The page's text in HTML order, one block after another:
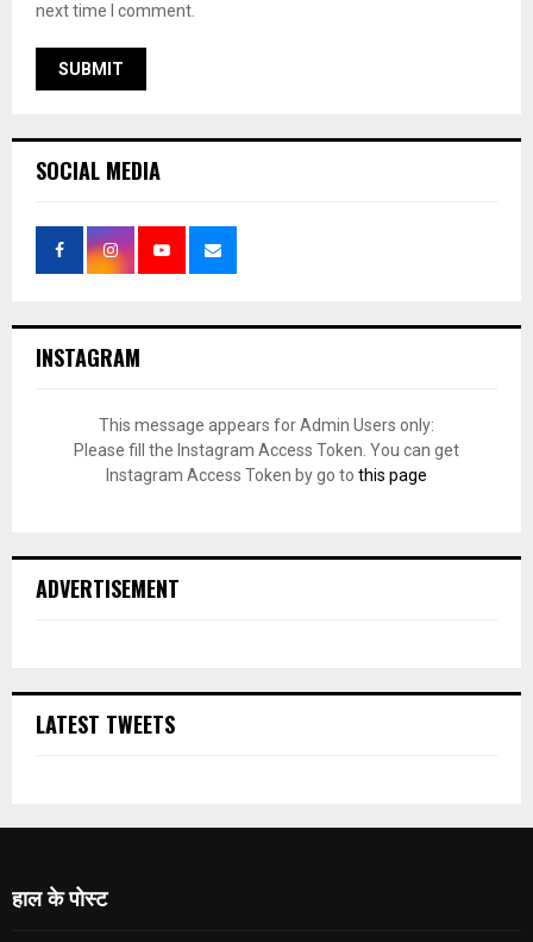
next time I comment.
SOCIAL MEDIA
INSTAGRAM
This message appears for Admin Users only:
Please fill the Instagram Access Token. You can get
Instagram Access Token by go to this page
ADVERTISEMENT
LATEST TWEETS
हाल के पोस्ट